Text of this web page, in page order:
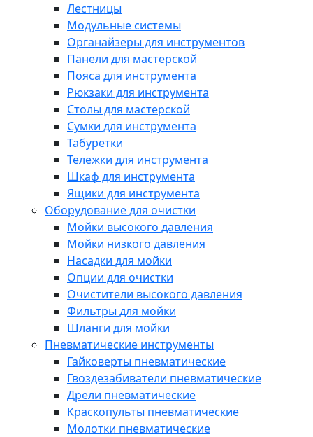
Лестницы
Модульные системы
Органайзеры для инструментов
Панели для мастерской
Пояса для инструмента
Рюкзаки для инструмента
Столы для мастерской
Сумки для инструмента
Табуретки
Тележки для инструмента
Шкаф для инструмента
Ящики для инструмента
Оборудование для очистки
Мойки высокого давления
Мойки низкого давления
Насадки для мойки
Опции для очистки
Очистители высокого давления
Фильтры для мойки
Шланги для мойки
Пневматические инструменты
Гайковерты пневматические
Гвоздезабиватели пневматические
Дрели пневматические
Краскопульты пневматические
Молотки пневматические